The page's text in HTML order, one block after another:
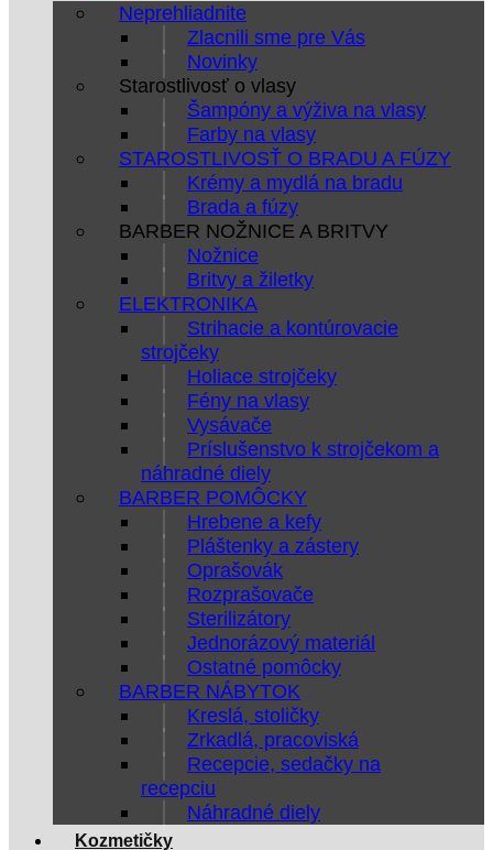
Neprehliadnite
Zlacnili sme pre Vás
Novinky
Starostlivosť o vlasy
Šampóny a výživa na vlasy
Farby na vlasy
STAROSTLIVOSŤ O BRADU A FÚZY
Krémy a mydlá na bradu
Brada a fúzy
BARBER NOŽNICE A BRITVY
Nožnice
Britvy a žiletky
ELEKTRONIKA
Strihacie a kontúrovacie
strojčeky
Holiace strojčeky
Fény na vlasy
Vysávače
Príslušenstvo k strojčekom a
náhradné diely
BARBER POMÔCKY
Hrebene a kefy
Pláštenky a zástery
Oprašovák
Rozprašovače
Sterilizátory
Jednorázový materiál
Ostatné pomôcky
BARBER NÁBYTOK
Kreslá, stoličky
Zrkadlá, pracoviská
Recepcie, sedačky na
recepciu
Náhradné diely
Kozmetičky